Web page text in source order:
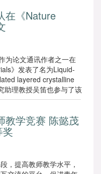
在《Nature
为论文通讯作者之一在
》发表了名为Liquid-
layered crystalline
助理教授吴笛也参与了该
原子能机构、美国洛杉
教学竞赛 陈懿茂
，提高教师教学水平，